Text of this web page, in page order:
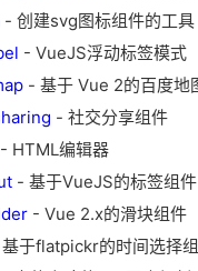
- 创建svg图标组件的工具
- VueJS浮动标签模式
- 基于 Vue 2的百度地
- 社交分享组件
HTML编辑器
- 基于VueJS的标签组件
- Vue 2.x的滑块组件
于flatpickr的时间选择